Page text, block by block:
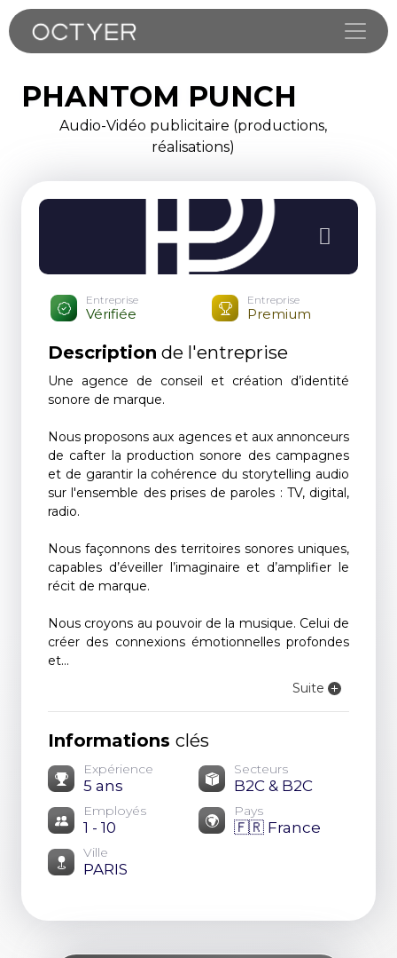
PHANTOM PUNCH
Audio-Vidéo publicitaire (productions,
réalisations)
Entreprise
Vérifiée
Entreprise
Premium
Description de l'entreprise
Une agence de conseil et création d’identité
sonore de marque.
Nous proposons aux agences et aux annonceurs
de cafter la production sonore des campagnes
et de garantir la cohérence du storytelling audio
sur l'ensemble des prises de paroles : TV, digital,
radio.
Nous façonnons des territoires sonores uniques,
capables d’éveiller l’imaginaire et d’amplifier le
récit de marque.
Nous croyons au pouvoir de la musique. Celui de
créer des connexions émotionnelles profondes
et...
Suite
Informations clés
Expérience
5 ans
Secteurs
B2C & B2C
Employés
1 - 10
Pays
🇫🇷 France
Ville
PARIS